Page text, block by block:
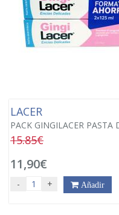
LACER
PACK GINGILACER
15.85€
11,90€
- + Añadir